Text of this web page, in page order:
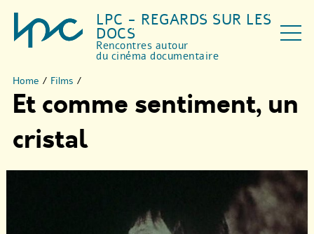
LPC - REGARDS SUR LES
DOCS
Rencontres autour
du cinéma documentaire
Home / Films /
Et comme sentiment, un
cristal